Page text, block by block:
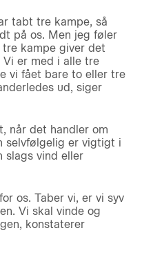
tabt tre kampe, så
på os. Men jeg føler
kampe giver det
er med i alle tre
vi fået bare to eller tre
ud, siger
når det handler om
selvfølgelig er vigtigt i
slags vind eller
os. Taber vi, er vi syv
Vi skal vinde og
konstaterer